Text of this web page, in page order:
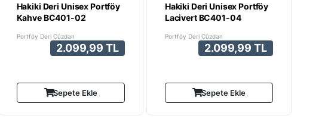
Hakiki Deri Unisex Portföy
Kahve BC401-02
Portföy Deri Cüzdan
2.099,99 TL
Sepete Ekle
Hakiki Deri Unisex Portföy
Lacivert BC401-04
Portföy Deri Cüzdan
2.099,99 TL
Sepete Ekle